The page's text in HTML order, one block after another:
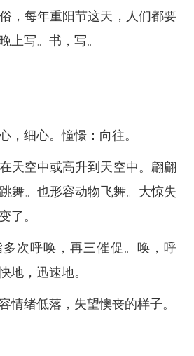
，每年重阳节这天，人们都要
上写。书，写。
，细心。憧憬：向往。
天空中或高升到天空中。翩翩
舞。也形容动物飞舞。大惊失
了。
次呼唤，再三催促。唤，呼
地，迅速地。
情绪低落，失望懊丧的样子。